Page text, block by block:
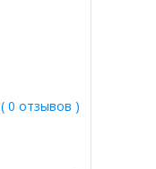
( 0 отзывов )